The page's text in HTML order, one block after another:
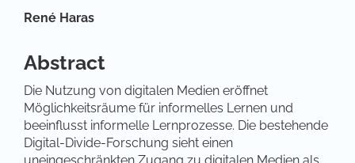
Hauptsächlicher Artikelinhalt
René Haras
Abstract
Die Nutzung von digitalen Medien eröffnet
Möglichkeitsräume für informelles Lernen und
beeinflusst informelle Lernprozesse. Die bestehende
Digital-Divide-Forschung sieht einen
uneingeschränkten Zugang zu digitalen Medien als